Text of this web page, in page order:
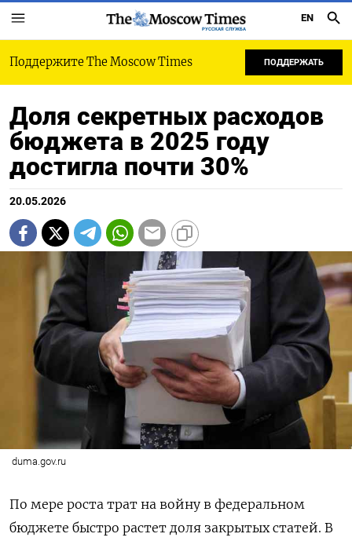
РУССКАЯ СЛУЖБА
EN
Поддержите The Moscow Times ПОДДЕРЖАТЬ
Доля секретных расходов
бюджета в 2025 году
достигла почти 30%
20.05.2026
duma.gov.ru
По мере роста трат на войну в федеральном
бюджете быстро растет доля закрытых статей. В